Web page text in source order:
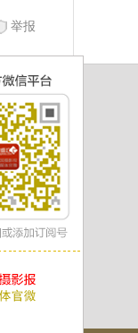
举报